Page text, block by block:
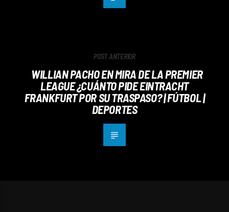
POST ANTERIOR
WILLIAN PACHO EN MIRA DE LA PREMIER
LEAGUE ¿CUÁNTO PIDE ​EINTRACHT
FRANKFURT​ POR SU TRASPASO? | FÚTBOL |
DEPORTES